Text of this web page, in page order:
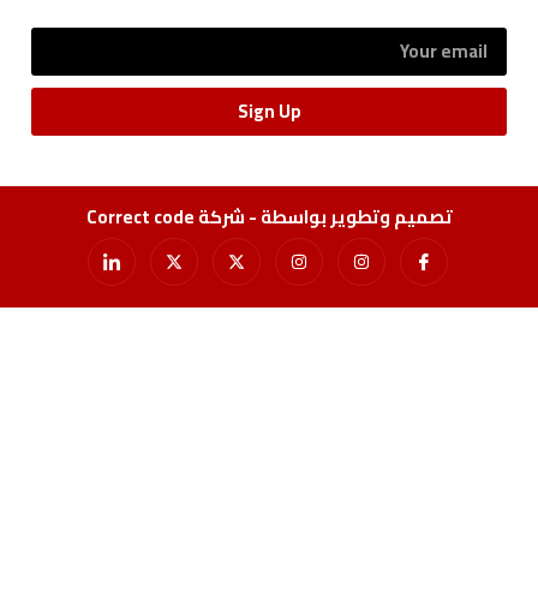
Sign Up
تصميم وتطوير بواسطة - شركة Correct code